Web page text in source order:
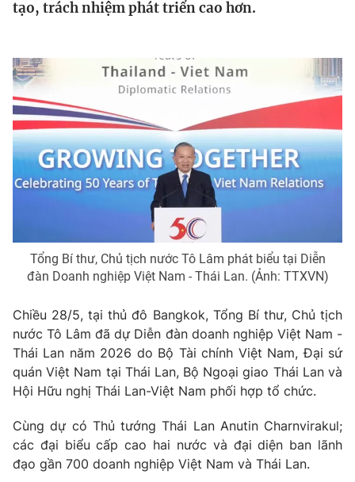
Thế giới đó đây
Thị trường
Góc doanh nghiệp
Truyền hình
Phim VTV
Hậu trường
Nhân vật
Giải sao mai
Giải trí
Điện ảnh
Âm nhạc
Đời sống
Chất lượng cuộc sống
Tuyển sinh
Học trực tuyến
Công nghệ
Sản phẩm
Thị trường
Tư vấn
Giao lưu trực tuyến
Lịch phát sóng
Emagazine Podcast
tạo, trách nhiệm phát triển cao hơn.
Tổng Bí thư, Chủ tịch nước Tô Lâm phát biểu tại Diễn
đàn Doanh nghiệp Việt Nam - Thái Lan. (Ảnh: TTXVN)
Chiều 28/5, tại thủ đô Bangkok, Tổng Bí thư, Chủ tịch
nước Tô Lâm đã dự Diễn đàn doanh nghiệp Việt Nam -
Thái Lan năm 2026 do Bộ Tài chính Việt Nam, Đại sứ
quán Việt Nam tại Thái Lan, Bộ Ngoại giao Thái Lan và
Hội Hữu nghị Thái Lan-Việt Nam phối hợp tổ chức.
Cùng dự có Thủ tướng Thái Lan Anutin Charnvirakul;
các đại biểu cấp cao hai nước và đại diện ban lãnh
đạo gần 700 doanh nghiệp Việt Nam và Thái Lan.